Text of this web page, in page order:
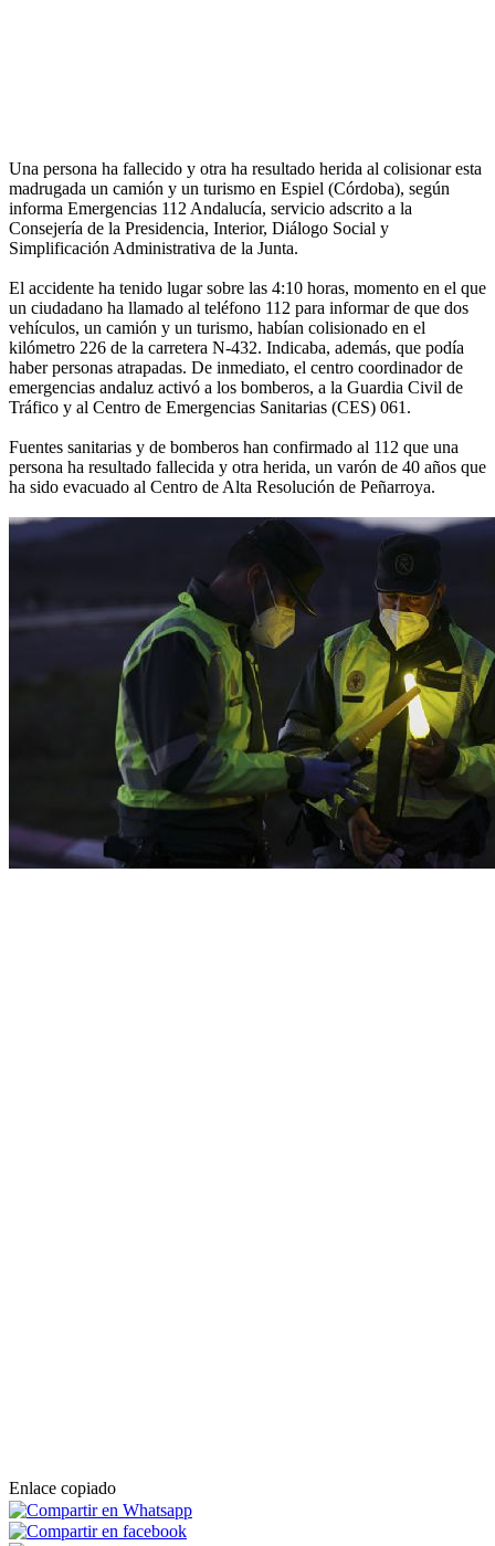
Una persona ha fallecido y otra ha resultado herida al colisionar esta
madrugada un camión y un turismo en Espiel (Córdoba), según
informa Emergencias 112 Andalucía, servicio adscrito a la
Consejería de la Presidencia, Interior, Diálogo Social y
Simplificación Administrativa de la Junta.
El accidente ha tenido lugar sobre las 4:10 horas, momento en el que
un ciudadano ha llamado al teléfono 112 para informar de que dos
vehículos, un camión y un turismo, habían colisionado en el
kilómetro 226 de la carretera N-432. Indicaba, además, que podía
haber personas atrapadas. De inmediato, el centro coordinador de
emergencias andaluz activó a los bomberos, a la Guardia Civil de
Tráfico y al Centro de Emergencias Sanitarias (CES) 061.
Fuentes sanitarias y de bomberos han confirmado al 112 que una
persona ha resultado fallecida y otra herida, un varón de 40 años que
ha sido evacuado al Centro de Alta Resolución de Peñarroya.
Enlace copiado